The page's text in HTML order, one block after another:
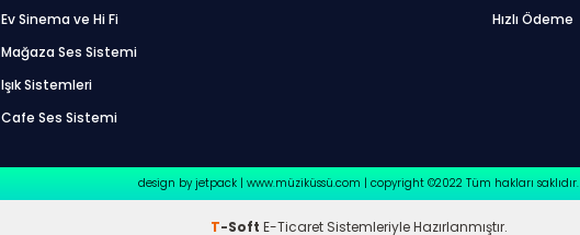
Ev Sinema ve Hi Fi
Mağaza Ses Sistemi
Işık Sistemleri
Cafe Ses Sistemi
Hızlı Ödeme
design by jetpack | www.müziküssü.com | copyright ©2022 Tüm hakları saklıdır.
T-Soft E-TicaretSistemleriyle Hazırlanmıştır.